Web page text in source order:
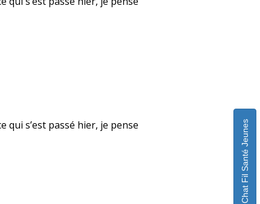
qui s’est passé hier, je pense
Chat Fil Santé Jeunes